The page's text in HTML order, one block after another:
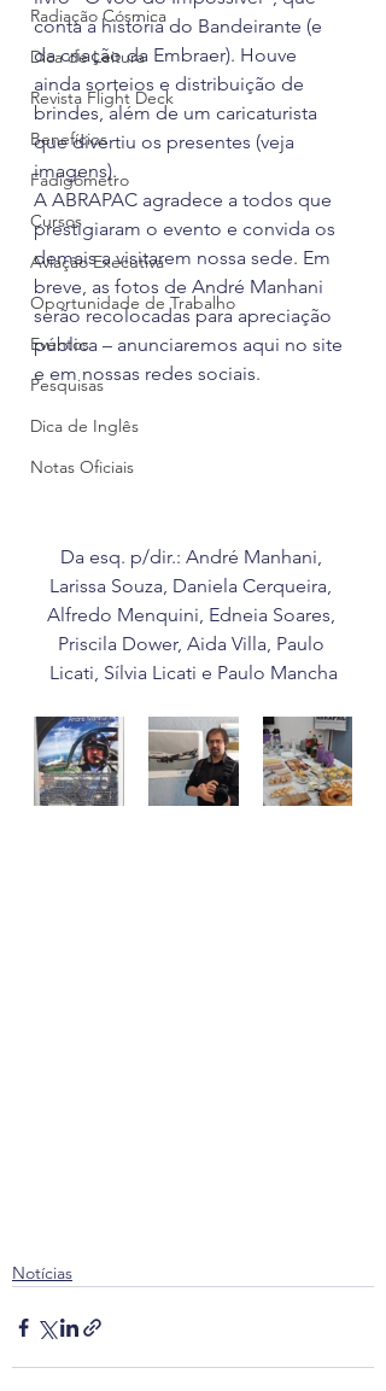
Radiação Cósmica
Dica de Leitura
Revista Flight Deck
Benefícios
Fadigômetro
Cursos
Aviação Executiva
Oportunidade de Trabalho
Eventos
Pesquisas
Dica de Inglês
Notas Oficiais
conta a história do Bandeirante (e
da criação da Embraer). Houve
ainda sorteios e distribuição de
brindes, além de um caricaturista
que divertiu os presentes (veja
imagens).
A ABRAPAC agradece a todos que
prestigiaram o evento e convida os
demais a visitarem nossa sede. Em
breve, as fotos de André Manhani
serão recolocadas para apreciação
pública – anunciaremos aqui no site
e em nossas redes sociais.
Da esq. p/dir.: André Manhani,
Larissa Souza, Daniela Cerqueira,
Alfredo Menquini, Edneia Soares,
Priscila Dower, Aida Villa, Paulo
Licati, Sílvia Licati e Paulo Mancha
Notícias